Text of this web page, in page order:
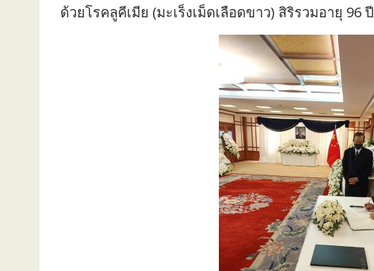
ด้วยโรคลูคีเมีย (มะเร็งเม็ดเลือดขาว) สิริรวมอายุ 96 ปี